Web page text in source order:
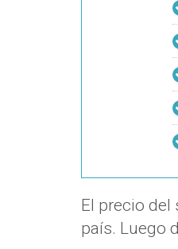
El precio
país. Luego